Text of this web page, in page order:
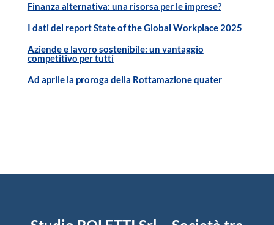
Finanza alternativa: una risorsa per le imprese?
I dati del report State of the Global Workplace 2025
Aziende e lavoro sostenibile: un vantaggio
competitivo per tutti
Ad aprile la proroga della Rottamazione quater